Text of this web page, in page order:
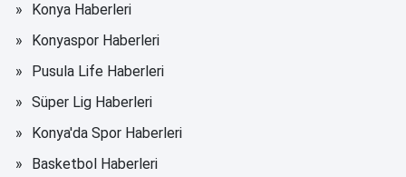
Konya Haberleri
Konyaspor Haberleri
Pusula Life Haberleri
Süper Lig Haberleri
Konya'da Spor Haberleri
Basketbol Haberleri